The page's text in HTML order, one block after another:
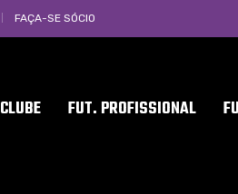
FAÇA-SE SÓCIO
CLUBE FUT. PROFISSIONAL